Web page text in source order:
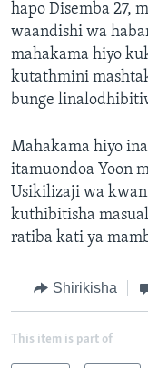
hapo Disemba 27,
waandishi wa
mahakama hiyo
kutathmini
bunge
Mahakama hiyo
itamuondoa Yoon
Usikilizaji wa
kuthibitisha
ratiba kati ya
Shirikisha
This item is part of